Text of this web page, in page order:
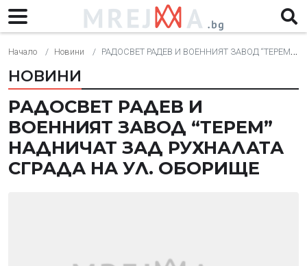
Начало Новини РАДОСВЕТ РАДЕВ И ВОЕННИЯТ ЗАВОД “ТЕРЕМ” НАДНИЧАТ ЗАД РУХНАЛАТА СГРАДА НА УЛ. ОБОРИЩЕ
НОВИНИ
РАДОСВЕТ РАДЕВ И
ВОЕННИЯТ ЗАВОД “ТЕРЕМ”
НАДНИЧАТ ЗАД РУХНАЛАТА
СГРАДА НА УЛ. ОБОРИЩЕ